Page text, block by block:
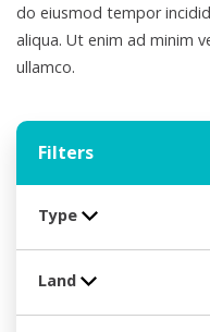
do eiusmod tempor
aliqua. Ut enim ad minim
ullamco.
Filters
Type
Land